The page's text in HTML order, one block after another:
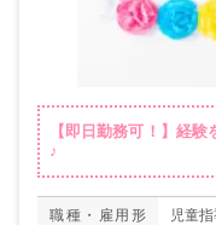
【即日勤務可！】経
♪
職種・雇用形
児童